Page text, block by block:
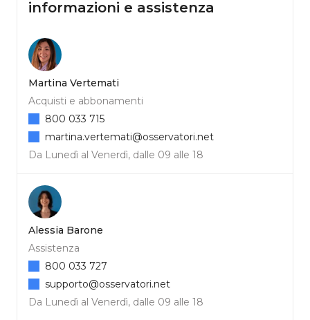
informazioni e assistenza
Martina Vertemati
Acquisti e abbonamenti
Da Lunedì al Venerdì, dalle 09 alle 18
800 033 715
martina.vertemati@osservatori.net
Alessia Barone
Assistenza
Da Lunedì al Venerdì, dalle 09 alle 18
800 033 727
supporto@osservatori.net